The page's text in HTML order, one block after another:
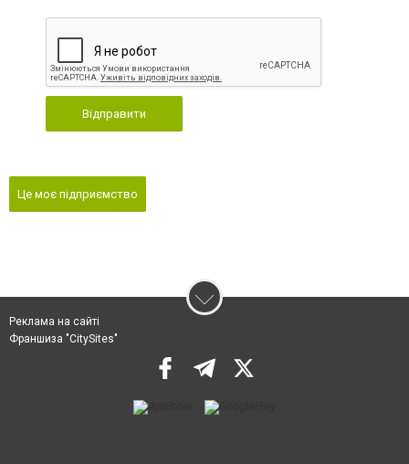
Відправити
Це моє підприємство
Реклама на сайті
Франшиза "CitySites"